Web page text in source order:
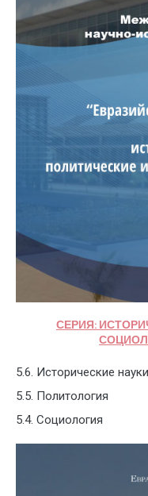
СЕРИЯ:
5.6. Исторические науки
5.5. Политология
5.4. Социология